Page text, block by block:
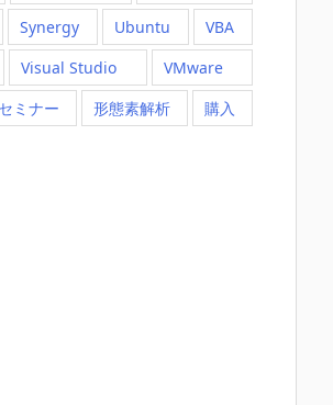
Synergy Ubuntu
VBA
Visual Studio
VMware
セミナー 形態素解析 購入